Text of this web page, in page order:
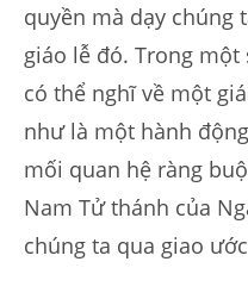
quyền mà dạy chúng
giáo lễ đó. Trong
có thể nghĩ về một
như là một hành
mối quan hệ ràng
Nam Tử thánh của
chúng ta qua giao